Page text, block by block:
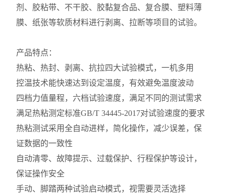
剂、胶粘带、不干胶、胶黏复合品、复合膜、塑料薄
膜、纸张等软质材料进行剥离、拉断等项目的试验。
产品特点：
热粘、热封、剥离、抗拉四大试验模式，一机多用
控温技术能快速达到设定温度，有效避免温度波动
四档力值量程，六档试验速度，满足不同的测试需求
满足热粘测定标准GB/T 34445-2017对试验速度的要求
热粘测试采用全自动进样，简化操作，减少误差，保
证数据的一致性
自动清零、故障提示、过载保护、行程保护等设计，
保证操作安全
手动、脚踏两种试验启动模式，视需要灵活选择